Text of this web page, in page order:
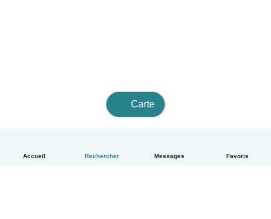
Accueil Rechercher Messages Favoris
Carte